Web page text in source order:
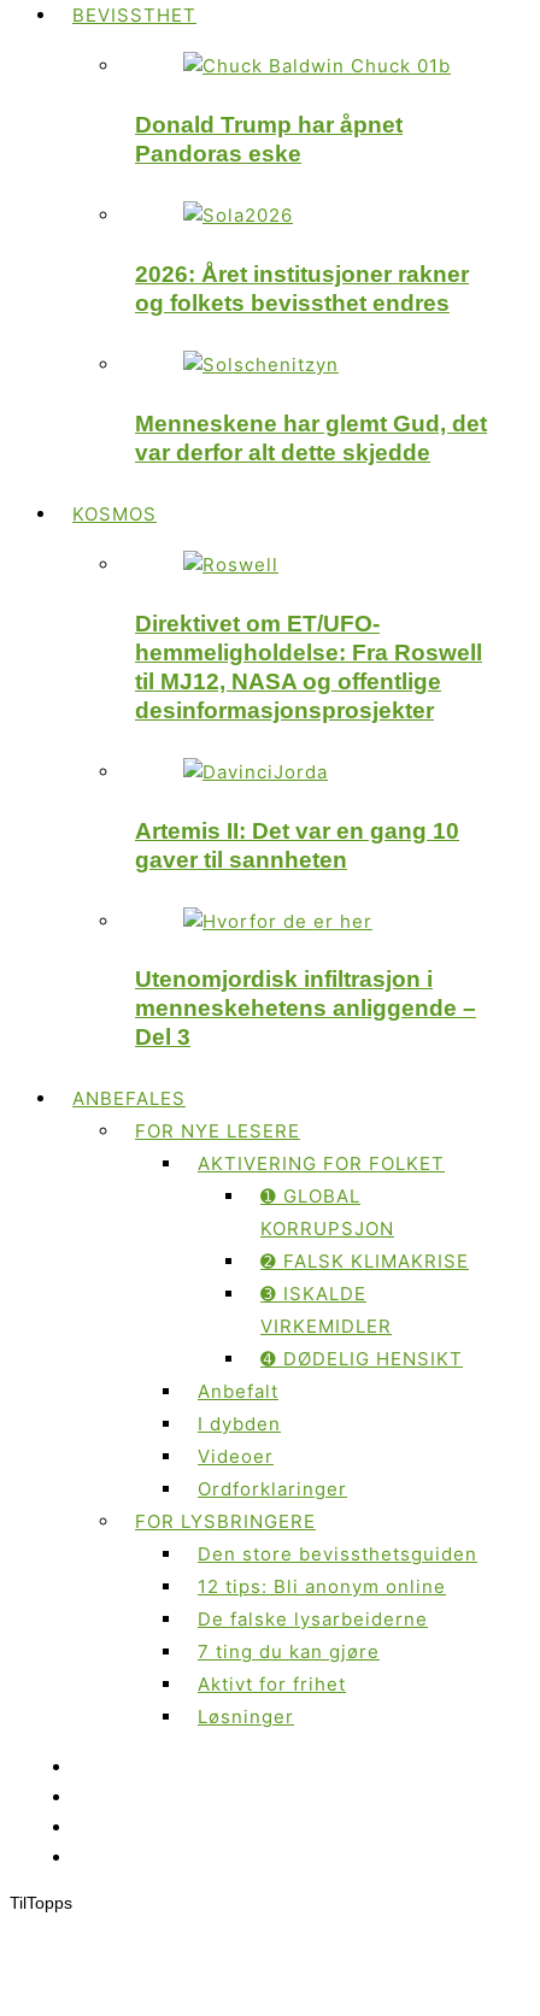
BEVISSTHET
Donald Trump har åpnet
Pandoras eske
2026: Året institusjoner rakner
og folkets bevissthet endres
Menneskene har glemt Gud, det
var derfor alt dette skjedde
KOSMOS
Direktivet om ET/UFO-
hemmeligholdelse: Fra Roswell
til MJ12, NASA og offentlige
desinformasjonsprosjekter
Artemis II: Det var en gang 10
gaver til sannheten
Utenomjordisk infiltrasjon i
menneskehetens anliggende –
Del 3
ANBEFALES
FOR NYE LESERE
AKTIVERING FOR FOLKET
➊ GLOBAL
KORRUPSJON
➋ FALSK KLIMAKRISE
➌ ISKALDE
VIRKEMIDLER
➍ DØDELIG HENSIKT
Anbefalt
I dybden
Videoer
Ordforklaringer
FOR LYSBRINGERE
Den store bevissthetsguiden
12 tips: Bli anonym online
De falske lysarbeiderne
7 ting du kan gjøre
Aktivt for frihet
Løsninger
TilTopps